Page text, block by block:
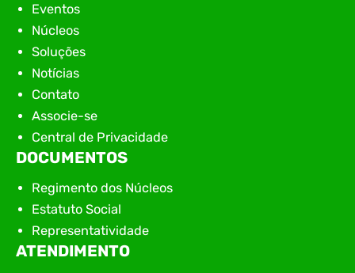
Eventos
Núcleos
Soluções
Notícias
Contato
Associe-se
Central de Privacidade
DOCUMENTOS
Regimento dos Núcleos
Estatuto Social
Representatividade
ATENDIMENTO